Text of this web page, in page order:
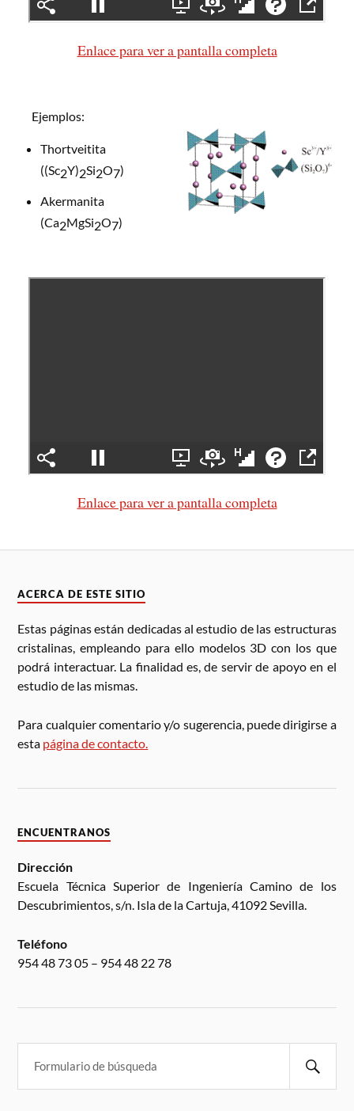
Enlace para ver a pantalla completa
Ejemplos:
Thortveitita
((Sc2Y)2Si2O7)
Akermanita
(Ca2MgSi2O7)
Enlace para ver a pantalla completa
ACERCA DE ESTE SITIO
Estas páginas están dedicadas al estudio de las estructuras
cristalinas, empleando para ello modelos 3D con los que
podrá interactuar. La finalidad es, de servir de apoyo en el
estudio de las mismas.
Para cualquier comentario y/o sugerencia, puede dirigirse a
esta página de contacto.
ENCUENTRANOS
Dirección
Escuela Técnica Superior de Ingeniería Camino de los
Descubrimientos, s/n. Isla de la Cartuja, 41092 Sevilla.
Teléfono
954 48 73 05 – 954 48 22 78